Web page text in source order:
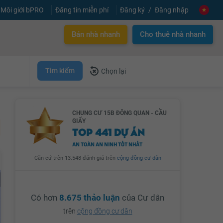
giới bPRO Đăng tin miễn phí Đăng ký Đăng nhập
Bán nhà nhanh Cho thuê nhà nhanh
Tìm kiếm Chọn lại
CHUNG CƯ 15B ĐÔNG QUAN - CẦU
GIẤY
TOP 441 DỰ ÁN
AN TOÀN AN NINH TỐT NHẤT
Căn cứ trên 13.548 đánh giá trên cộng đồng cư dân
Có hơn 8.675 thảo luận của Cư dân
trên cộng đồng cư dân